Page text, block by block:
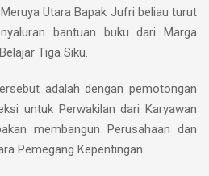
Utara Bapak Jufri beliau turut
bantuan buku dari Marga
Tiga Siku.
adalah dengan pemotongan
untuk Perwakilan dari Karyawan
membangun Perusahaan dan
Pemegang Kepentingan.